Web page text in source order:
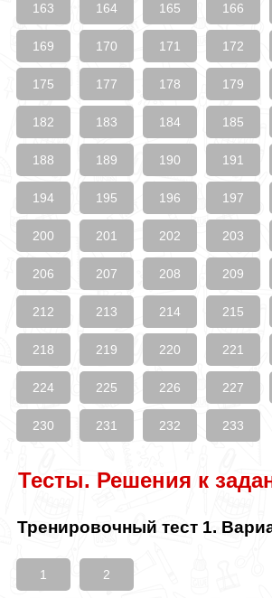
163 164 165 166
169 170 171 172
175 177 178 179
182 183 184 185
188 189 190 191
194 195 196 197
200 201 202 203
206 207 208 209
212 213 214 215
218 219 220 221
224 225 226 227
230 231 232 233
Тесты. Решения к
Тренировочный тест 1.
1 2